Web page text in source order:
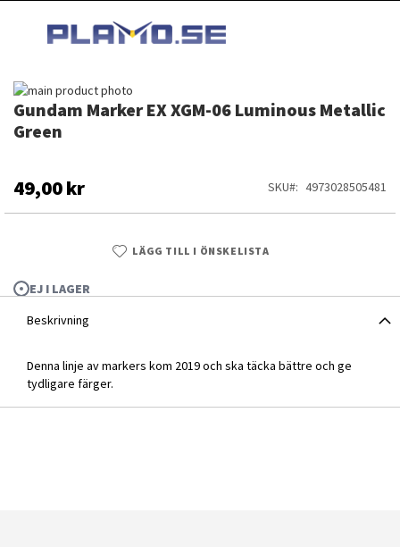
INNEHÅLLET
Gundam Marker EX XGM-06 Luminous Metallic
Green
49,00 kr SKU 4973028505481
LÄGG TILL I ÖNSKELISTA
EJ I LAGER
Hoppa
till
slutet
av
Gundam Marker EX XGM-06 Luminous Metallic Green
Hoppa
till
början
bildgalleriet
Beskrivning
Denna linje av markers kom 2019 och ska täcka bättre och ge
tydligare färger.